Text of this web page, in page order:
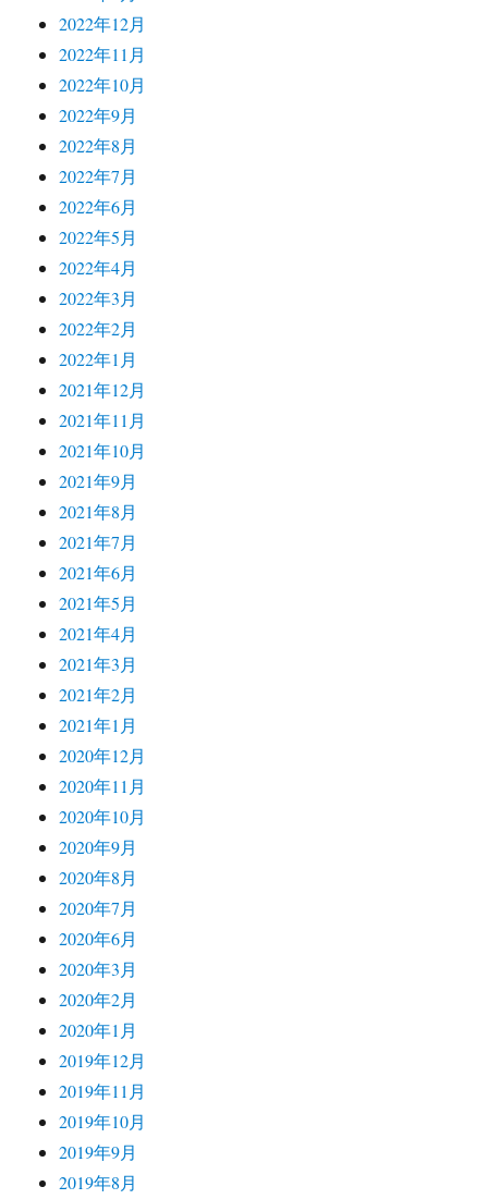
2022年12月
2022年11月
2022年10月
2022年9月
2022年8月
2022年7月
2022年6月
2022年5月
2022年4月
2022年3月
2022年2月
2022年1月
2021年12月
2021年11月
2021年10月
2021年9月
2021年8月
2021年7月
2021年6月
2021年5月
2021年4月
2021年3月
2021年2月
2021年1月
2020年12月
2020年11月
2020年10月
2020年9月
2020年8月
2020年7月
2020年6月
2020年3月
2020年2月
2020年1月
2019年12月
2019年11月
2019年10月
2019年9月
2019年8月